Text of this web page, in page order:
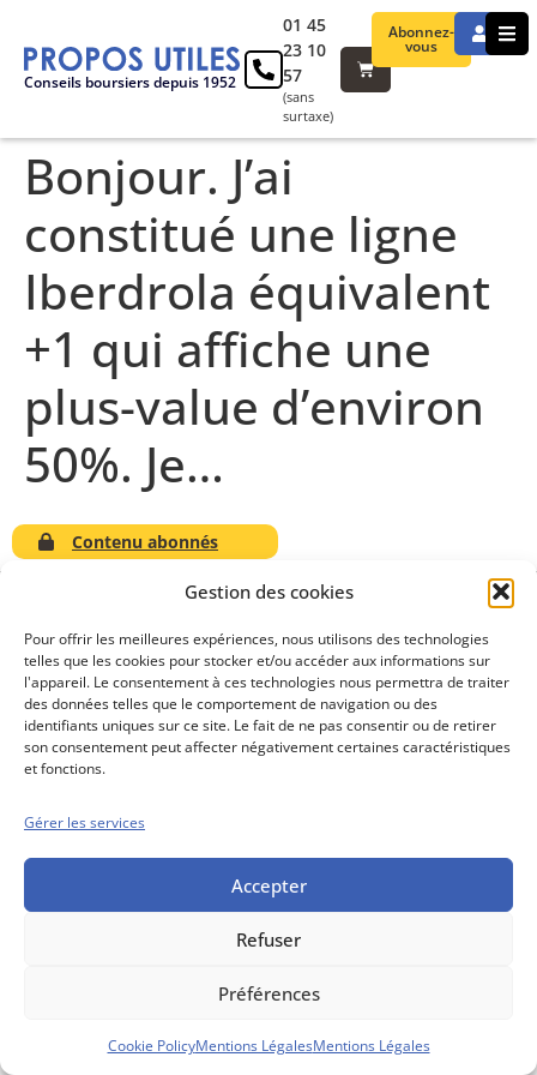
Gestion des cookies
Pour offrir les meilleures expériences, nous utilisons des technologies
telles que les cookies pour stocker et/ou accéder aux informations sur
l'appareil. Le consentement à ces technologies nous permettra de traiter
des données telles que le comportement de navigation ou des
identifiants uniques sur ce site. Le fait de ne pas consentir ou de retirer
son consentement peut affecter négativement certaines caractéristiques
et fonctions.
Gérer les services
Accepter
Refuser
Préférences
Cookie PolicyMentions LégalesMentions Légales
Conseils boursiers depuis 1952
Abonnez-
vous
01 45
23 10
57
(sans
surtaxe)
Bonjour. J’ai
constitué une ligne
Iberdrola équivalent
+1 qui affiche une
plus-value d’environ
50%. Je…
Contenu abonnés
Conseils boursiers depuis 1952
Propos Utiles est
une publication
des Editions
Marigny